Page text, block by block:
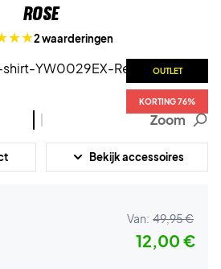
Rose
2 waarderingen
OUTLET
KORTING 76%
OUTLET
KORTING 76%
Zoom
Bekijk accessoires
Van: 49,95 €
12,00 €